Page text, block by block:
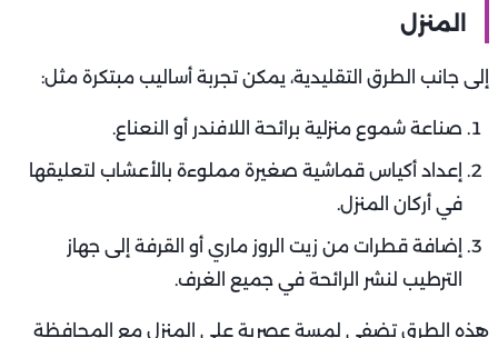
المنزل
إلى جانب الطرق التقليدية، يمكن تجربة أساليب مبتكرة مثل:
صناعة شموع منزلية برائحة اللافندر أو النعناع.
إعداد أكياس قماشية صغيرة مملوءة بالأعشاب لتعليقها
في أركان المنزل.
إضافة قطرات من زيت الروز ماري أو القرفة إلى جهاز
الترطيب لنشر الرائحة في جميع الغرف.
هذه الطرق تضفي لمسة عصرية على المنزل مع المحافظة